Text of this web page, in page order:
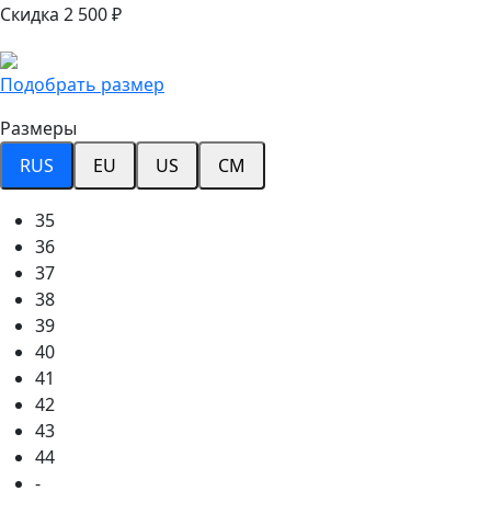
Скидка 2 500 ₽
Подобрать размер
Размеры
RUS
EU US CM
35
36
37
38
39
40
41
42
43
44
-